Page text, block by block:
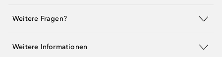
Weitere Fragen?
Weitere Informationen